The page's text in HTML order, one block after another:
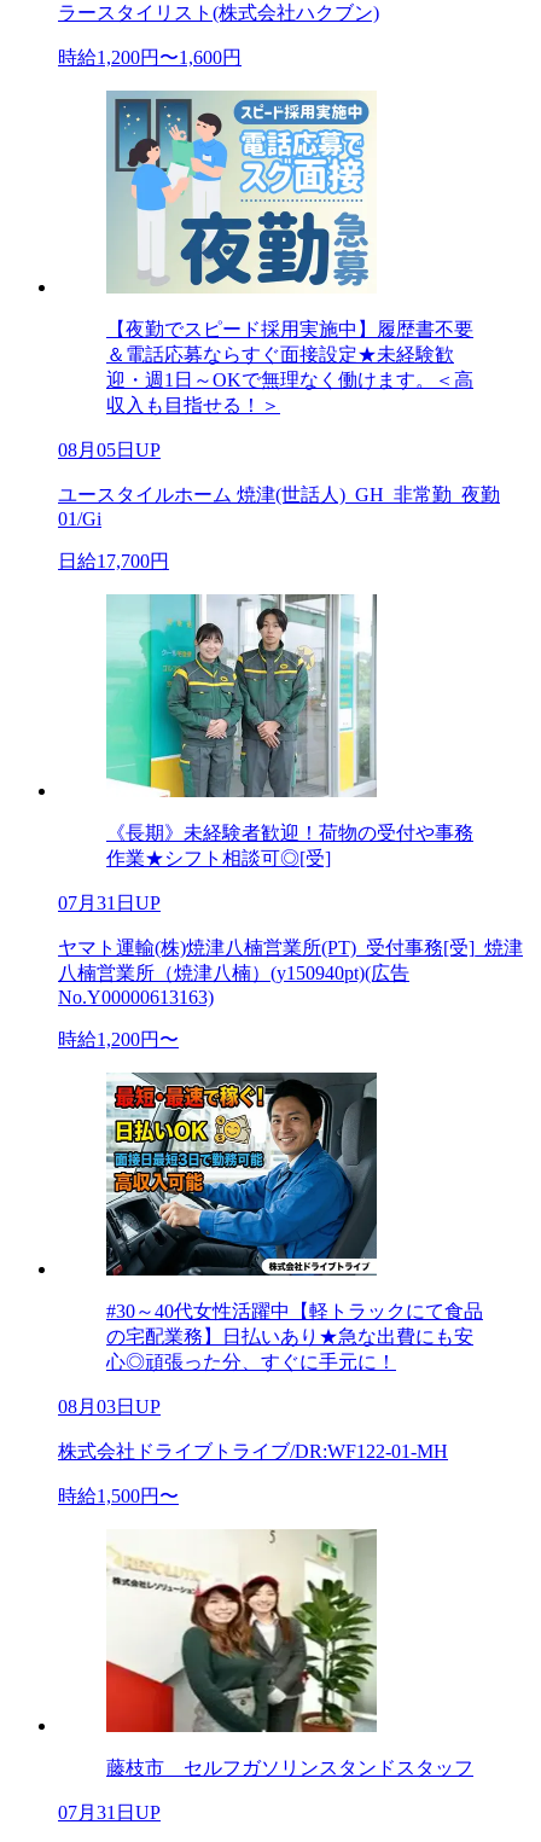
ラースタイリスト(株式会社ハクブン)
時給1,200円〜1,600円
【夜勤でスピード採用実施中】履歴書不要
＆電話応募ならすぐ面接設定★未経験歓
迎・週1日～OKで無理なく働けます。＜高
収入も目指せる！＞
08月05日UP
ユースタイルホーム 焼津(世話人)_GH_非常勤_夜勤
01/Gi
日給17,700円
《長期》未経験者歓迎！荷物の受付や事務
作業★シフト相談可◎[受]
07月31日UP
ヤマト運輸(株)焼津八楠営業所(PT)_受付事務[受]_焼津
八楠営業所（焼津八楠）(y150940pt)(広告
No.Y00000613163)
時給1,200円〜
#30～40代女性活躍中【軽トラックにて食品
の宅配業務】日払いあり★急な出費にも安
心◎頑張った分、すぐに手元に！
08月03日UP
株式会社ドライブトライブ/DR:WF122-01-MH
時給1,500円〜
藤枝市 セルフガソリンスタンドスタッフ
07月31日UP